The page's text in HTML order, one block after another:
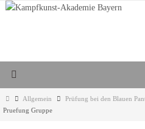
Zum
StartAllgemein Prüfung bei den Blauen
Pruefung Gruppe